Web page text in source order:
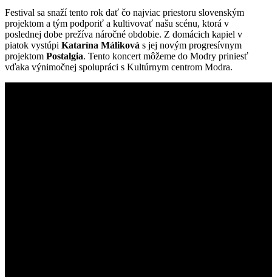
Festival sa snaží tento rok dať čo najviac priestoru slovenským
projektom a tým podporiť a kultivovať našu scénu, ktorá v
poslednej dobe prežíva náročné obdobie. Z domácich kapiel v
piatok vystúpi Katarína Máliková s jej novým progresívnym
projektom Postalgia. Tento koncert môžeme do Modry priniesť
vďaka výnimočnej spolupráci s Kultúrnym centrom Modra.